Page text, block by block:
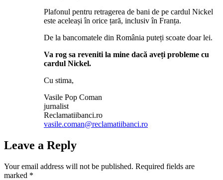
Plafonul pentru retragerea de bani de pe cardul Nickel
este aceleași în orice țară, inclusiv în Franța.
De la bancomatele din România puteți scoate doar lei.
Va rog sa reveniti la mine dacă aveți probleme cu
cardul Nickel.
Cu stima,
Vasile Pop Coman
jurnalist
Reclamatiibanci.ro
vasile.coman@reclamatiibanci.ro
Leave a Reply
Your email address will not be published. Required fields are
marked *